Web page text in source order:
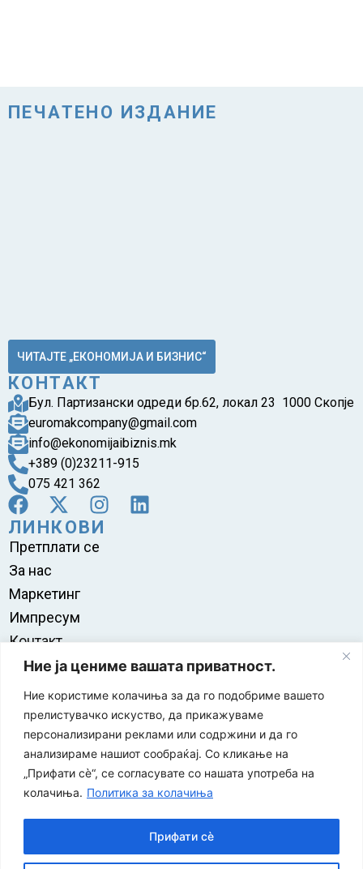
Ние ја цениме вашата приватност.
Ние користиме колачиња за да го подобриме вашето
прелистувачко искуство, да прикажуваме
персонализирани реклами или содржини и да го
анализираме нашиот сообраќај. Со кликање на
„Прифати сè“, се согласувате со нашата употреба на
колачиња. Политика за колачиња
Прифати сè
ПЕЧАТЕНО ИЗДАНИЕ
ЧИТАЈТЕ „ЕКОНОМИЈА И БИЗНИС“
КОНТАКТ
Бул. Партизански одреди бр.62, локал 23 1000 Скопје
euromakcompany@gmail.com
info@ekonomijaibiznis.mk
+389 (0)23211-915
075 421 362
ЛИНКОВИ
Претплати се
За нас
Маркетинг
Импресум
Контакт
Правила на користење